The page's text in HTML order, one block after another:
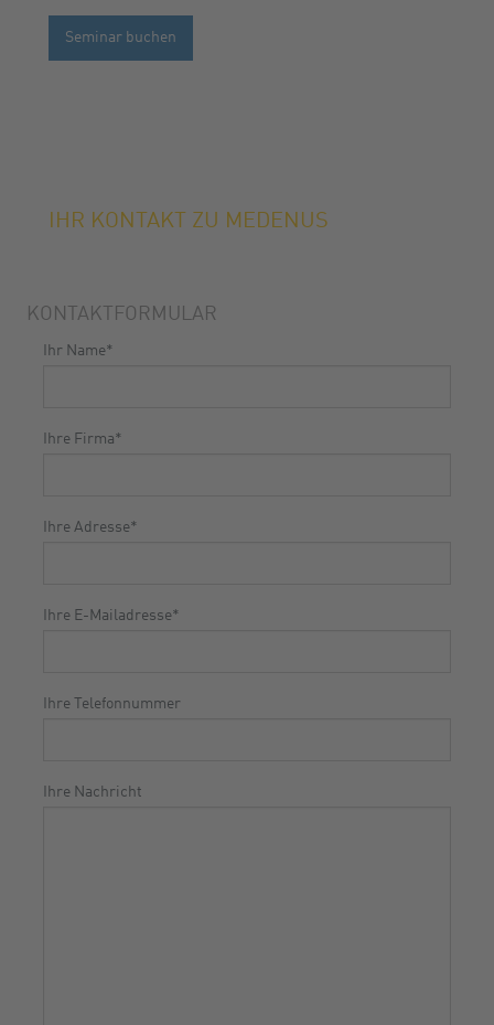
Seminar buchen
IHR KONTAKT ZU MEDENUS
KONTAKTFORMULAR
Ihr Name*
Ihre Firma*
Ihre Adresse*
Ihre E-Mailadresse*
Ihre Telefonnummer
Ihre Nachricht